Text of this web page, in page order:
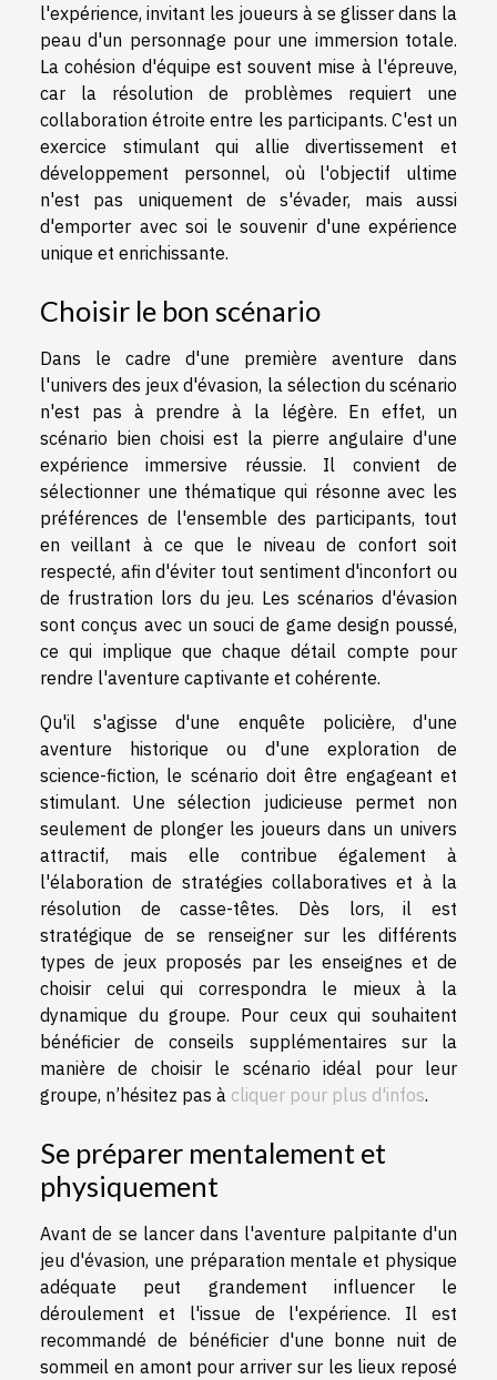
l'expérience, invitant les joueurs à se glisser dans la
peau d'un personnage pour une immersion totale.
La cohésion d'équipe est souvent mise à l'épreuve,
car la résolution de problèmes requiert une
collaboration étroite entre les participants. C'est un
exercice stimulant qui allie divertissement et
développement personnel, où l'objectif ultime
n'est pas uniquement de s'évader, mais aussi
d'emporter avec soi le souvenir d'une expérience
unique et enrichissante.
Choisir le bon scénario
Dans le cadre d'une première aventure dans
l'univers des jeux d'évasion, la sélection du scénario
n'est pas à prendre à la légère. En effet, un
scénario bien choisi est la pierre angulaire d'une
expérience immersive réussie. Il convient de
sélectionner une thématique qui résonne avec les
préférences de l'ensemble des participants, tout
en veillant à ce que le niveau de confort soit
respecté, afin d'éviter tout sentiment d'inconfort ou
de frustration lors du jeu. Les scénarios d'évasion
sont conçus avec un souci de game design poussé,
ce qui implique que chaque détail compte pour
rendre l'aventure captivante et cohérente.
Qu'il s'agisse d'une enquête policière, d'une
aventure historique ou d'une exploration de
science-fiction, le scénario doit être engageant et
stimulant. Une sélection judicieuse permet non
seulement de plonger les joueurs dans un univers
attractif, mais elle contribue également à
l'élaboration de stratégies collaboratives et à la
résolution de casse-têtes. Dès lors, il est
stratégique de se renseigner sur les différents
types de jeux proposés par les enseignes et de
choisir celui qui correspondra le mieux à la
dynamique du groupe. Pour ceux qui souhaitent
bénéficier de conseils supplémentaires sur la
manière de choisir le scénario idéal pour leur
groupe, n’hésitez pas à cliquer pour plus d'infos.
Se préparer mentalement et
physiquement
Avant de se lancer dans l'aventure palpitante d'un
jeu d'évasion, une préparation mentale et physique
adéquate peut grandement influencer le
déroulement et l'issue de l'expérience. Il est
recommandé de bénéficier d'une bonne nuit de
sommeil en amont pour arriver sur les lieux reposé